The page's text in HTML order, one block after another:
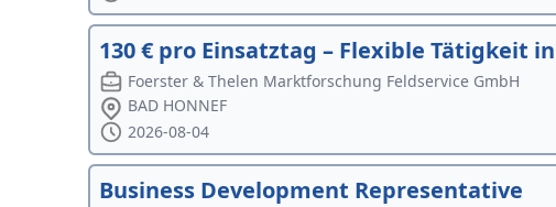
130 € pro Einsatztag – Flexible Tätigkeit
Foerster & Thelen Marktforschung Feldservice GmbH
BAD HONNEF
2026-08-04
Business Development Representative